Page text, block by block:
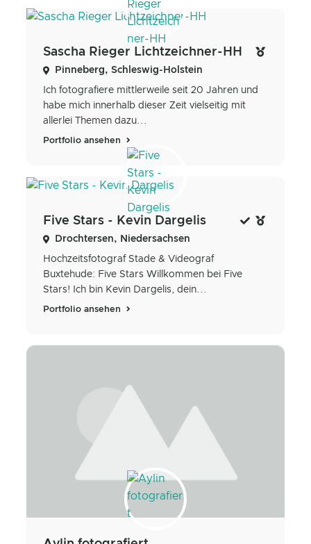
Sascha Rieger Lichtzeichner-HH
Pinneberg, Schleswig-Holstein
Ich fotografiere mittlerweile seit 20 Jahren und
habe mich innerhalb dieser Zeit vielseitig mit
allerlei Themen dazu...
Portfolio ansehen
Five Stars - Kevin Dargelis
Drochtersen, Niedersachsen
Hochzeitsfotograf Stade & Videograf
Buxtehude: Five Stars Willkommen bei Five
Stars! Ich bin Kevin Dargelis, dein...
Portfolio ansehen